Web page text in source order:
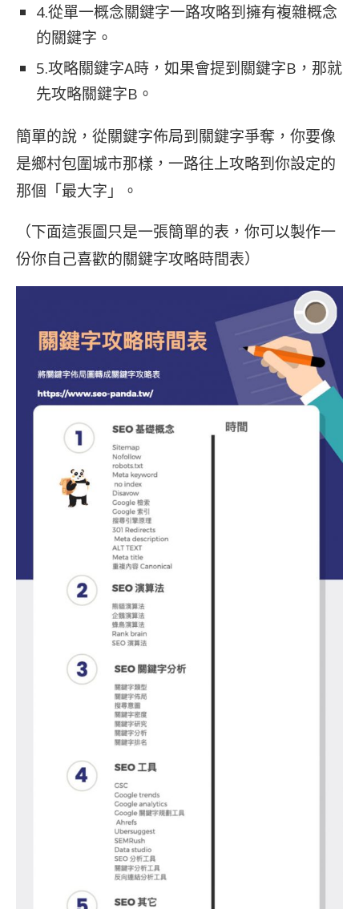
4.從單一概念關鍵字一路攻略到擁有複雜概念
的關鍵字。
5.攻略關鍵字A時，如果會提到關鍵字B，那就
先攻略關鍵字B。
簡單的說，從關鍵字佈局到關鍵字爭奪，你要像
是鄉村包圍城市那樣，一路往上攻略到你設定的
那個「最大字」。
（下面這張圖只是一張簡單的表，你可以製作一
份你自己喜歡的關鍵字攻略時間表）